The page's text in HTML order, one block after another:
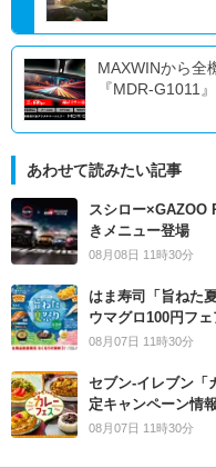
MAXWINから全
『MDR-G1011
あわせて読みたい記事
スシロー×GAZOO
きメニュー登場
08月08日 11時30分
はま寿司「旨ねた
ウマグロ100円フ
08月07日 11時30分
セブン‐イレブン「
定キャンペーン情報
08月07日 11時30分